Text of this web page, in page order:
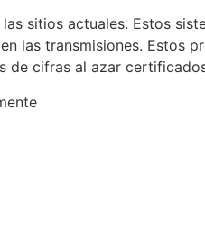
sitios actuales. Estos
las transmisiones. Estos
cifras al azar